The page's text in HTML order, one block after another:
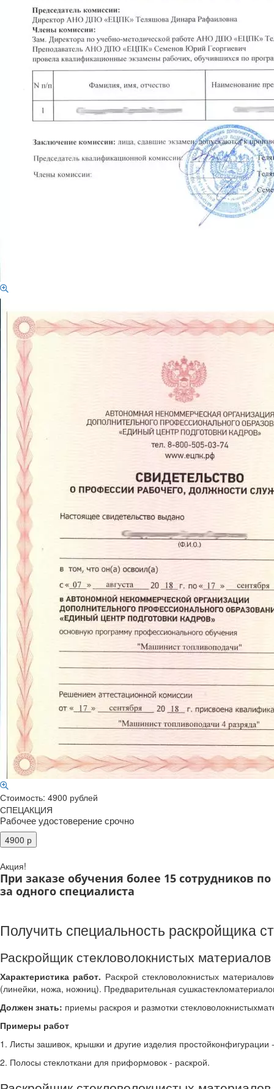
Стоимость: 4900 рублей
СПЕЦАКЦИЯ
Рабочее удостоверение срочно
Акция!
При заказе обучения более 15 сотрудников
за одного специалиста
Получить специальность раскройщика
Раскройщик стекловолокнистых материалов
Характеристика работ. Раскрой стекловолокнистых
(линейки, ножа, ножниц). Предварительная
Должен знать: приемы раскроя и размотки
Примеры работ
1. Листы зашивок, крышки и другие изделия
2. Полосы стеклоткани для приформовок - раскрой.